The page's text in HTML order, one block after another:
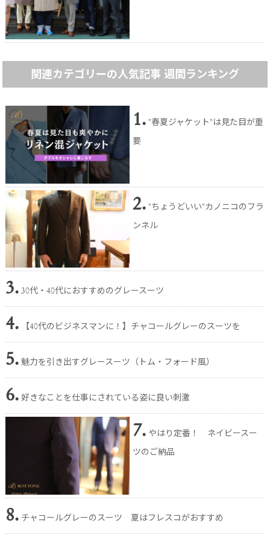
関連カテゴリーの人気記事 週間ランキング
1. "春夏ジャケット"は見た目が重
要
2. "ちょうどいい"カノニコのフラ
ンネル
3. 30代・40代におすすめのグレースーツ
4. 【40代のビジネスマンに！】チャコールグレーのスーツを
5. 魅力を引き出すグレースーツ（トム・フォード風）
6. 好きなことを仕事にされている姿に良い刺激
7. やはり定番！ ネイビースー
ツのご納品
8. チャコールグレーのスーツ 夏はフレスコがおすすめ